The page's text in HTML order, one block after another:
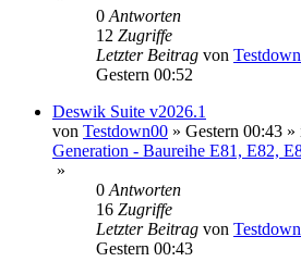
0 Antworten
12 Zugriffe
Letzter Beitrag von
Gestern 00:52
Deswik Suite v2026.1
von Testdown00 » Gestern 00:43 »
Generation - Baureihe E81, E82,
»
0 Antworten
16 Zugriffe
Letzter Beitrag von
Gestern 00:43